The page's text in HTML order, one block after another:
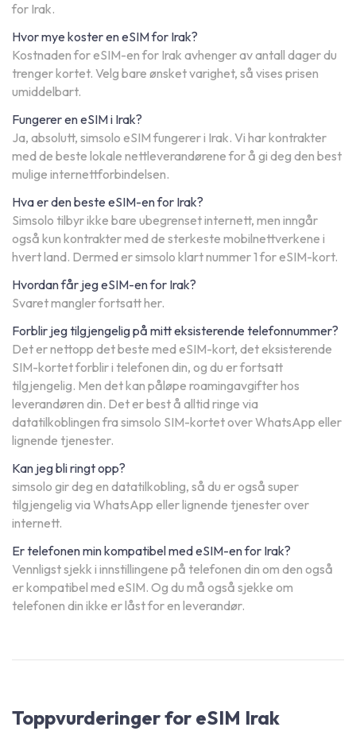
for Irak.
Hvor mye koster en eSIM for Irak?
Kostnaden for eSIM-en for Irak avhenger av antall dager du
trenger kortet. Velg bare ønsket varighet, så vises prisen
umiddelbart.
Fungerer en eSIM i Irak?
Ja, absolutt, simsolo eSIM fungerer i Irak. Vi har kontrakter
med de beste lokale nettleverandørene for å gi deg den best
mulige internettforbindelsen.
Hva er den beste eSIM-en for Irak?
Simsolo tilbyr ikke bare ubegrenset internett, men inngår
også kun kontrakter med de sterkeste mobilnettverkene i
hvert land. Dermed er simsolo klart nummer 1 for eSIM-kort.
Hvordan får jeg eSIM-en for Irak?
Svaret mangler fortsatt her.
Forblir jeg tilgjengelig på mitt eksisterende telefonnummer?
Det er nettopp det beste med eSIM-kort, det eksisterende
SIM-kortet forblir i telefonen din, og du er fortsatt
tilgjengelig. Men det kan påløpe roamingavgifter hos
leverandøren din. Det er best å alltid ringe via
datatilkoblingen fra simsolo SIM-kortet over WhatsApp eller
lignende tjenester.
Kan jeg bli ringt opp?
simsolo gir deg en datatilkobling, så du er også super
tilgjengelig via WhatsApp eller lignende tjenester over
internett.
Er telefonen min kompatibel med eSIM-en for Irak?
Vennligst sjekk i innstillingene på telefonen din om den også
er kompatibel med eSIM. Og du må også sjekke om
telefonen din ikke er låst for en leverandør.
Toppvurderinger for eSIM Irak